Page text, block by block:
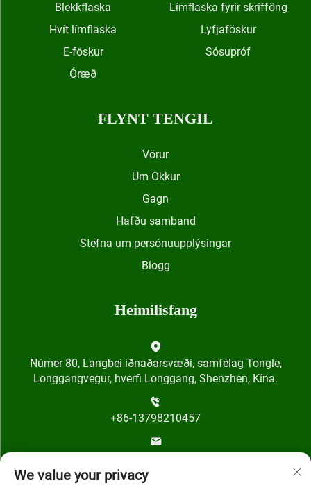
Blekkflaska
Límflaska fyrir skrifföng
Hvít límflaska
Lyfjaföskur
E-föskur
Sósupróf
Óræð
FLYNT TENGIL
Vörur
Um Okkur
Gagn
Hafðu samband
Stefna um persónuupplýsingar
Blogg
Heimilisfang
Númer 80, Langbei iðnaðarsvæði, samfélag Tongle,
Longgangvegur, hverfi Longgang, Shenzhen, Kína.
+86-13798210457
We value your privacy